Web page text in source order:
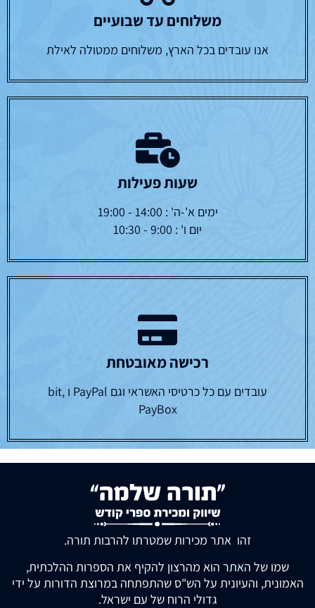
משלוחים עד שבועיים
אנו עובדים בכל הארץ, משלוחים ממטולה לאילת
שעות פעילות
ימים א'-ה' : 14:00 - 19:00
יום ו' : 9:00 - 10:30
רכישה מאובטחת
עובדים עם כל כרטיסי האשראי וגם PayPal ו bit,
PayBox
זהו אתר מכירות שמטרתו להרבות תורה.
שמו של האתר הוא מהרצון להקיף את הספרות ההלכתית,
האמונית, והעיונית על הש"ס שהתפתחה במרוצת הדורות על ידי
גדולי הרוח של עם ישראל.